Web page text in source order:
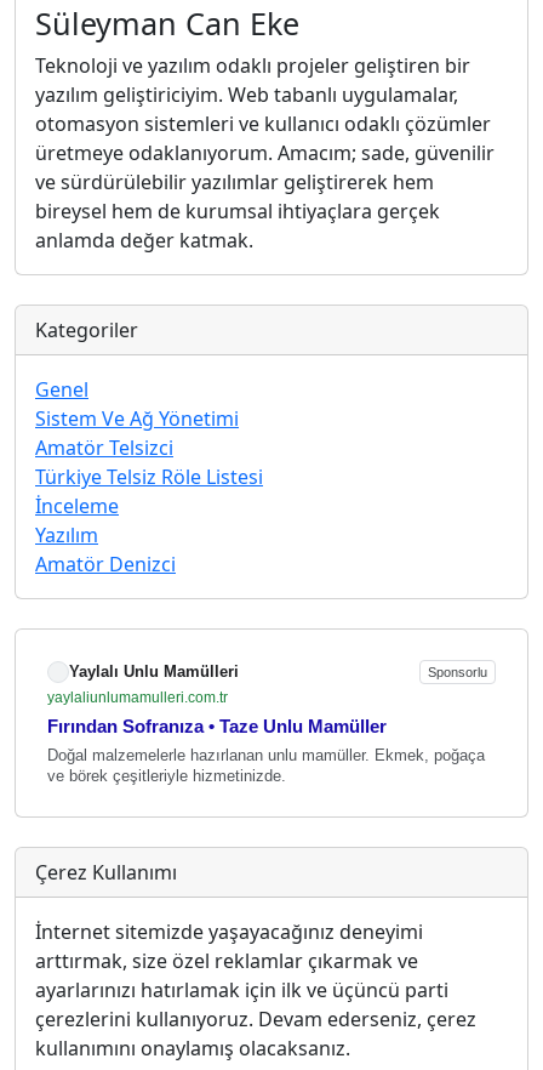
Süleyman Can Eke
Teknoloji ve yazılım odaklı projeler geliştiren bir
yazılım geliştiriciyim. Web tabanlı uygulamalar,
otomasyon sistemleri ve kullanıcı odaklı çözümler
üretmeye odaklanıyorum. Amacım; sade, güvenilir
ve sürdürülebilir yazılımlar geliştirerek hem
bireysel hem de kurumsal ihtiyaçlara gerçek
anlamda değer katmak.
Kategoriler
Genel
Sistem Ve Ağ Yönetimi
Amatör Telsizci
Türkiye Telsiz Röle Listesi
İnceleme
Yazılım
Amatör Denizci
Yaylalı Unlu Mamülleri Sponsorlu
yaylaliunlumamulleri.com.tr
Fırından Sofranıza • Taze Unlu Mamüller
Doğal malzemelerle hazırlanan unlu mamüller. Ekmek, poğaça
ve börek çeşitleriyle hizmetinizde.
Çerez Kullanımı
İnternet sitemizde yaşayacağınız deneyimi
arttırmak, size özel reklamlar çıkarmak ve
ayarlarınızı hatırlamak için ilk ve üçüncü parti
çerezlerini kullanıyoruz. Devam ederseniz, çerez
kullanımını onaylamış olacaksanız.